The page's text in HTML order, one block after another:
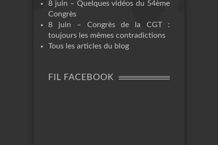
8 juin – Quelques vidéos du 54ème
Congrès
8 juin – Congrès de la CGT :
toujours les mêmes contradictions
Tous les articles du blog
FIL FACEBOOK